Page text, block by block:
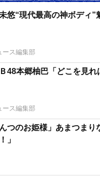
悠“現代最高の神ボディ
ース編集部
48本郷柚巴「どこを見
ース編集部
んつのお姫様」あまつま
」